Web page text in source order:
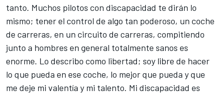
tanto. Muchos pilotos con discapacidad te dirán lo
mismo; tener el control de algo tan poderoso, un coche
de carreras, en un circuito de carreras, compitiendo
junto a hombres en general totalmente sanos es
enorme. Lo describo como libertad; soy libre de hacer
lo que pueda en ese coche, lo mejor que pueda y que
me deje mi valentía y mi talento. Mi discapacidad es